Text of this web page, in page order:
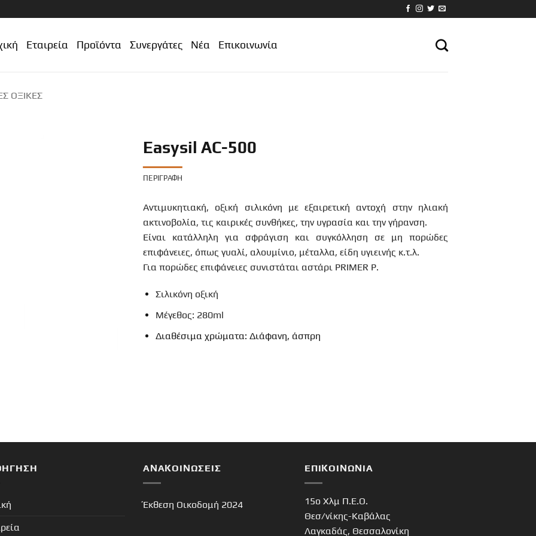
Εταιρεία Προϊόντα Συνεργάτες Νέα Επικοινωνία
ΟΞΙΚΈΣ
Easysil AC-500
ΠΕΡΙΓΡΑΦΉ
Αντιμυκητιακή, οξική σιλικόνη με εξαιρετική αντοχή στην ηλιακή
ακτινοβολία, τις καιρικές συνθήκες, την υγρασία και την γήρανση.
Είναι κατάλληλη για σφράγιση και συγκόλληση σε μη πορώδες
επιφάνειες, όπως γυαλί, αλουμίνιο, μέταλλα, είδη υγιεινής κ.τ.λ.
Για πορώδες επιφάνειες συνιστάται αστάρι PRIMER P.
Σιλικόνη οξική
Μέγεθος: 280ml
Διαθέσιμα χρώματα: Διάφανη, άσπρη
ΑΝΑΚΟΙΝΏΣΕΙΣ
Έκθεση Οικοδομή 2024
ΕΠΙΚΟΙΝΩΝΊΑ
15o Χλμ Π.Ε.Ο.
Θεσ/νίκης-Καβάλας
Λαγκαδάς, Θεσσαλονίκη